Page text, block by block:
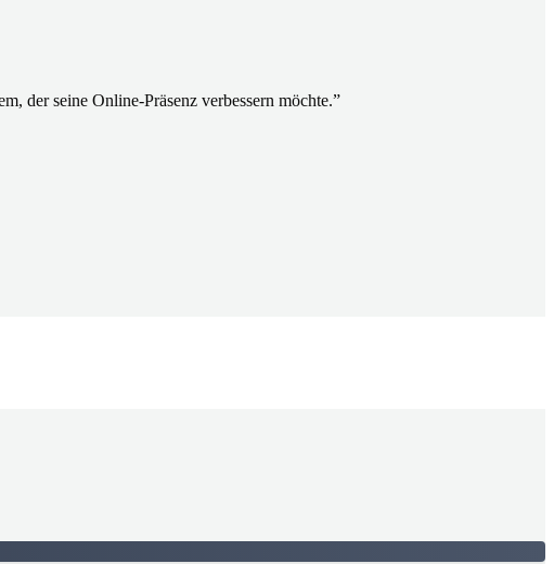
der seine Online-Präsenz verbessern möchte.”